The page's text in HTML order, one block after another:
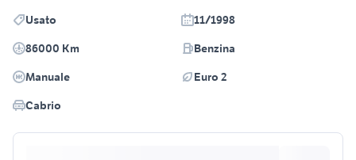
Usato
11/1998
86000 Km
Benzina
Manuale
Euro 2
Cabrio